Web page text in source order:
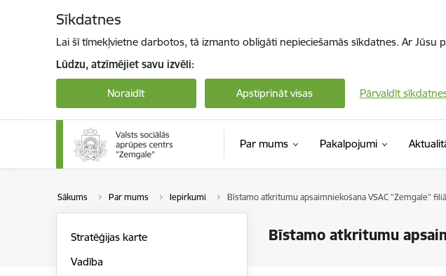
Sīkdatnes
Lai šī tīmekļvietne darbotos, tā izmanto obligāti nepieciešamās sīkdatnes. Ar
Lūdzu, atzīmējiet savu izvēli:
Noraidīt Apstiprināt visas Pārvaldīt
Par mums Pakalpojumi
Sākums Par mums Iepirkumi Bīstamo atkritumu apsaimniekošana VSAC “Zemgale”
Bīstamo atkritumu
Stratēģijas karte
Vadība